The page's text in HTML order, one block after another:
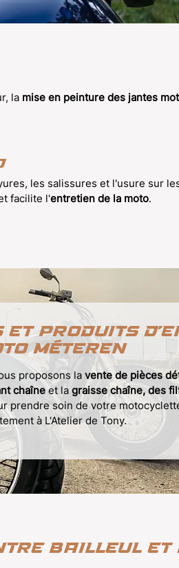
la mise en peinture des jantes
les salissures et l'usure sur
facilite l'entretien de la moto.
et produits
Méteren
proposons la vente de pièces
chaîneet la graisse chaîne, des
prendre soin de votre
à L'Atelier de Tony.
Bailleul et